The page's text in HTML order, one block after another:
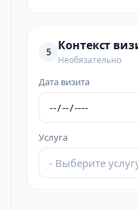
5 Контекст
Необязательно
Дата визита
Услуга
- Выберите